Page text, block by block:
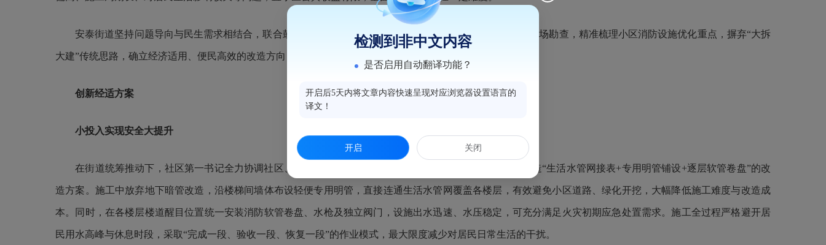
安泰街道坚持问题导向与民生需求相结合，联合鼓楼区消防救援大队、社区、小区业委会及物业开展多轮现场勘查，精准梳理小区消防设施优化重点，摒弃“大拆
大建”传统思路，确立经济适用、便民高效的改造方向，让消防提升工程更贴合老旧小区实际。
创新经适方案
小投入实现安全大提升
在街道统筹推动下，社区第一书记全力协调社区、业委会、物业与施工方，实现多方联动，为小区量身打造“生活水管网接表+专用明管铺设+逐层软管卷盘”的改
造方案。施工中放弃地下暗管改造，沿楼梯间墙体布设轻便专用明管，直接连通生活水管网覆盖各楼层，有效避免小区道路、绿化开挖，大幅降低施工难度与改造成
本。同时，在各楼层楼道醒目位置统一安装消防软管卷盘、水枪及独立阀门，设施出水迅速、水压稳定，可充分满足火灾初期应急处置需求。施工全过程严格避开居
民用水高峰与休息时段，采取“完成一段、验收一段、恢复一段”的作业模式，最大限度减少对居民日常生活的干扰。
检测到非中文内容
是否启用自动翻译功能？
开启后5天内将文章内容快速呈现对应浏览器设置语言的
译文！
开启 关闭